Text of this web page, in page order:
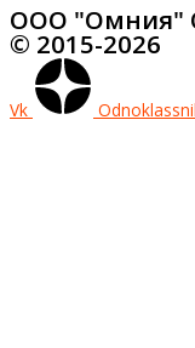
ООО "Омния"
© 2015-2026
Vk